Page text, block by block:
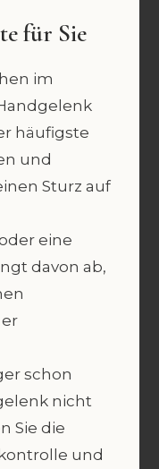
für Sie
im
häufigste
und
Sturz auf
eine
davon ab,
schon
nicht
Sie die
und